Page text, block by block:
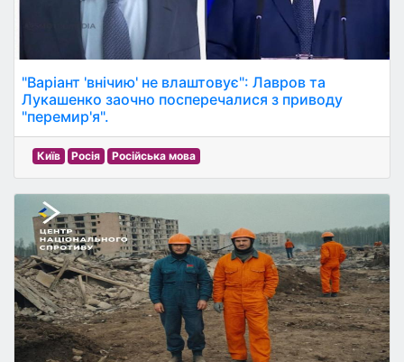
"Варіант 'внічию' не влаштовує": Лавров та
Лукашенко заочно посперечалися з приводу
"перемир'я".
Київ Росія Російська мова